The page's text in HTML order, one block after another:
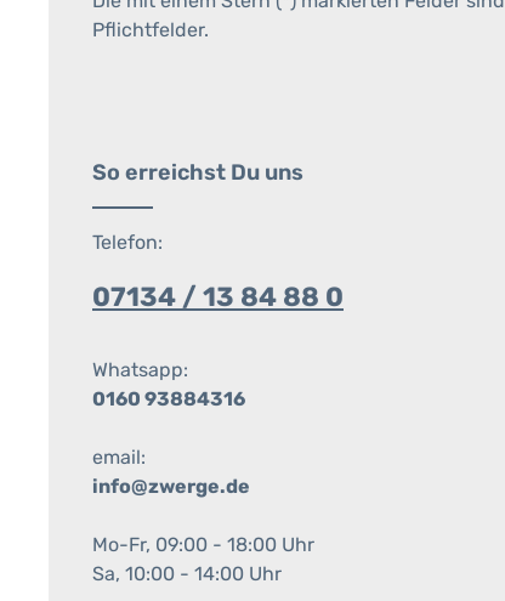
Pflichtfelder.
So erreichst Du uns
Telefon:
07134 / 13 84 88 0
Whatsapp:
0160 93884316
email:
info@zwerge.de
Mo-Fr, 09:00 - 18:00 Uhr
Sa, 10:00 - 14:00 Uhr